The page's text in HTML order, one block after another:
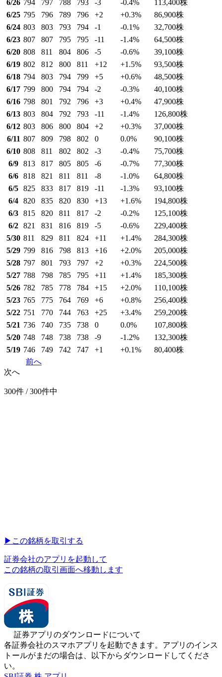
6/26 794 797 788 793 -3 -0.4% 113,400株
6/25 795 796 789 796 +2 +0.3% 86,900株
6/24 803 803 793 794 -1 -0.1% 32,700株
6/23 807 807 795 795 -11 -1.4% 64,500株
6/20 808 811 804 806 -5 -0.6% 39,100株
6/19 802 812 800 811 +12 +1.5% 93,500株
6/18 794 803 794 799 +5 +0.6% 48,500株
6/17 799 800 794 794 -2 -0.3% 40,100株
6/16 798 801 792 796 +3 +0.4% 47,900株
6/13 803 804 792 793 -11 -1.4% 126,800株
6/12 803 806 800 804 +2 +0.3% 37,000株
6/11 807 809 798 802 0 0.0% 90,100株
6/10 808 811 802 802 -3 -0.4% 75,700株
6/9 813 817 805 805 -6 -0.7% 77,300株
6/6 818 821 811 811 -8 -1.0% 64,800株
6/5 825 833 817 819 -11 -1.3% 93,100株
6/4 820 835 820 830 +13 +1.6% 194,800株
6/3 815 820 811 817 -2 -0.2% 125,100株
6/2 821 831 816 819 -5 -0.6% 229,400株
5/30 811 829 811 824 +11 +1.4% 284,300株
5/29 799 816 798 813 +16 +2.0% 205,000株
5/28 797 801 793 797 +2 +0.3% 224,500株
5/27 788 798 785 795 +11 +1.4% 185,300株
5/26 782 785 778 784 +15 +2.0% 110,100株
5/23 765 775 764 769 +6 +0.8% 256,400株
5/22 751 770 744 763 +25 +3.4% 259,200株
5/21 736 740 735 738 0 0.0% 107,800株
5/20 748 748 738 738 -9 -1.2% 132,300株
5/19 746 749 742 747 +1 +0.1% 80,400株
前へ
次へ
300件 / 300件中
▶︎ この銘柄を取引する
証券会社のアプリを起動して
この銘柄の取引画面へ移動します
証券アプリのダウンロードについて
各証券会社のスマホアプリを起動できます。アプリのインス
トールがまだの場合は、以下からダウンロードしてくださ
い。